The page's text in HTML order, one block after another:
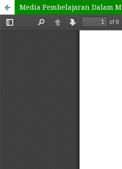
Media Pembelajaran Dalam